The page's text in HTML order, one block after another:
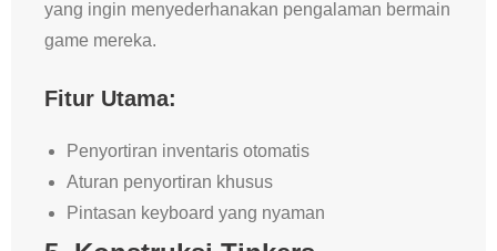
yang ingin menyederhanakan pengalaman bermain
game mereka.
Fitur Utama:
Penyortiran inventaris otomatis
Aturan penyortiran khusus
Pintasan keyboard yang nyaman